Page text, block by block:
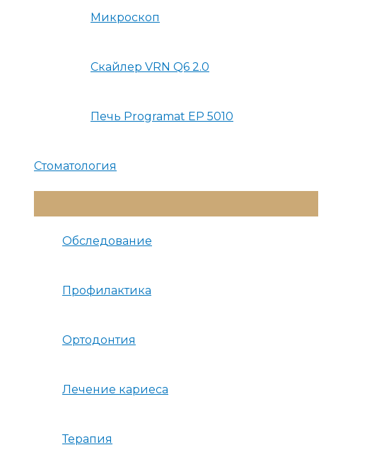
Микроскоп
Скайлер VRN Q6 2.0
Печь Programat EP 5010
Стоматология
Меню
Обследование
Профилактика
Ортодонтия
Лечение кариеса
Терапия